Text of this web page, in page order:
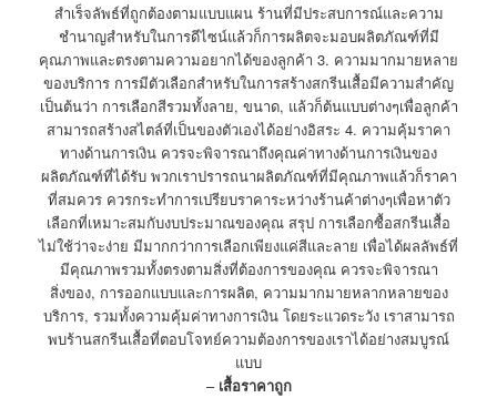
สำเร็จลัพธ์ที่ถูกต้องตามแบบแผน ร้านที่มีประสบการณ์และความ
ชำนาญสำหรับในการดีไซน์แล้วก็การผลิตจะมอบผลิตภัณฑ์ที่มี
คุณภาพและตรงตามความอยากได้ของลูกค้า 3. ความมากมายหลาย
ของบริการ การมีตัวเลือกสำหรับในการสร้างสกรีนเสื้อมีความสำคัญ
เป็นต้นว่า การเลือกสีรวมทั้งลาย, ขนาด, แล้วก็ต้นแบบต่างๆเพื่อลูกค้า
สามารถสร้างสไตล์ที่เป็นของตัวเองได้อย่างอิสระ 4. ความคุ้มราคา
ทางด้านการเงิน ควรจะพิจารณาถึงคุณค่าทางด้านการเงินของ
ผลิตภัณฑ์ที่ได้รับ พวกเราปรารถนาผลิตภัณฑ์ที่มีคุณภาพแล้วก็ราคา
ที่สมควร ควรกระทำการเปรียบราคาระหว่างร้านค้าต่างๆเพื่อหาตัว
เลือกที่เหมาะสมกับงบประมาณของคุณ สรุป การเลือกซื้อสกรีนเสื้อ
ไม่ใช้ว่าจะง่าย มีมากกว่าการเลือกเพียงแค่สีและลาย เพื่อได้ผลลัพธ์ที่
มีคุณภาพรวมทั้งตรงตามสิ่งที่ต้องการของคุณ ควรจะพิจารณา
สิ่งของ, การออกแบบและการผลิต, ความมากมายหลากหลายของ
บริการ, รวมทั้งความคุ้มค่าทางการเงิน โดยระแวดระวัง เราสามารถ
พบร้านสกรีนเสื้อที่ตอบโจทย์ความต้องการของเราได้อย่างสมบูรณ์
แบบ
– เสื้อราคาถูก